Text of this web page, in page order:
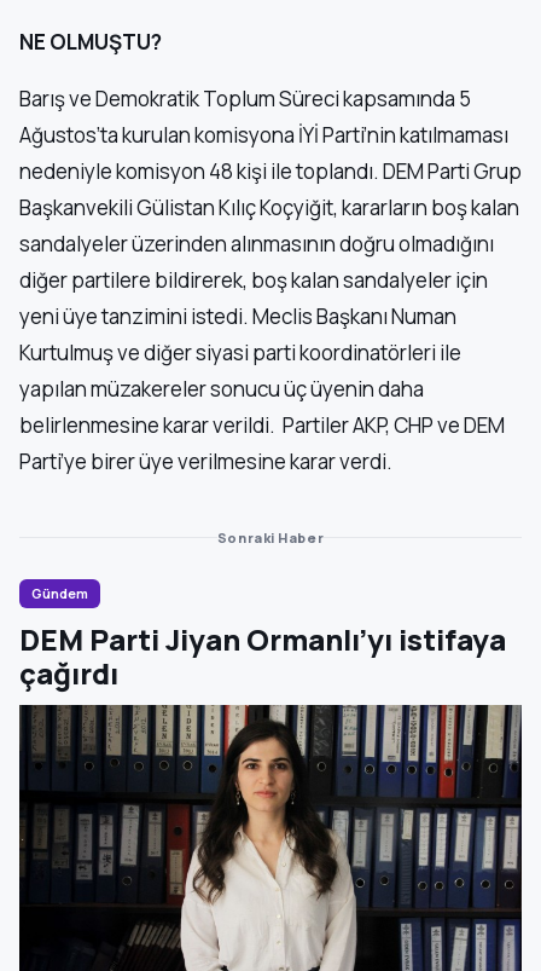
NE OLMUŞTU?
Barış ve Demokratik Toplum Süreci kapsamında 5
Ağustos’ta kurulan komisyona İYİ Parti’nin katılmaması
nedeniyle komisyon 48 kişi ile toplandı. DEM Parti Grup
Başkanvekili Gülistan Kılıç Koçyiğit, kararların boş kalan
sandalyeler üzerinden alınmasının doğru olmadığını
diğer partilere bildirerek, boş kalan sandalyeler için
yeni üye tanzimini istedi. Meclis Başkanı Numan
Kurtulmuş ve diğer siyasi parti koordinatörleri ile
yapılan müzakereler sonucu üç üyenin daha
belirlenmesine karar verildi. Partiler AKP, CHP ve DEM
Parti’ye birer üye verilmesine karar verdi.
Sonraki Haber
Gündem
DEM Parti Jiyan Ormanlı’yı istifaya
çağırdı